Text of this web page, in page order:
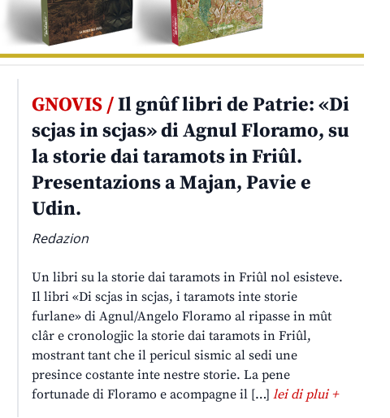
GNOVIS /Il gnûf libri de Patrie: «Di
scjas in scjas» di Agnul Floramo, su
la storie dai taramots in Friûl.
Presentazions a Majan, Pavie e
Udin.
Redazion
Un libri su la storie dai taramots in Friûl nol esisteve.
Il libri «Di scjas in scjas, i taramots inte storie
furlane» di Agnul/Angelo Floramo al ripasse in mût
clâr e cronologjic la storie dai taramots in Friûl,
mostrant tant che il pericul sismic al sedi une
presince costante inte nestre storie. La pene
fortunade di Floramo e acompagne il […]lei di plui +